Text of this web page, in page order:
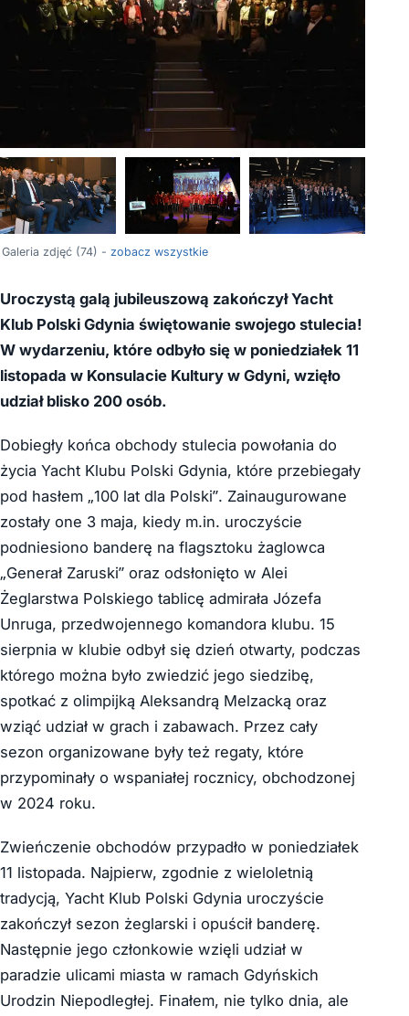
Galeria zdjęć (74) - zobacz wszystkie
Uroczystą galą jubileuszową zakończył Yacht
Klub Polski Gdynia świętowanie swojego stulecia!
W wydarzeniu, które odbyło się w poniedziałek 11
listopada w Konsulacie Kultury w Gdyni, wzięło
udział blisko 200 osób.
Dobiegły końca obchody stulecia powołania do
życia Yacht Klubu Polski Gdynia, które przebiegały
pod hasłem „100 lat dla Polski”. Zainaugurowane
zostały one 3 maja, kiedy m.in. uroczyście
podniesiono banderę na flagsztoku żaglowca
„Generał Zaruski” oraz odsłonięto w Alei
Żeglarstwa Polskiego tablicę admirała Józefa
Unruga, przedwojennego komandora klubu. 15
sierpnia w klubie odbył się dzień otwarty, podczas
którego można było zwiedzić jego siedzibę,
spotkać z olimpijką Aleksandrą Melzacką oraz
wziąć udział w grach i zabawach. Przez cały
sezon organizowane były też regaty, które
przypominały o wspaniałej rocznicy, obchodzonej
w 2024 roku.
Zwieńczenie obchodów przypadło w poniedziałek
11 listopada. Najpierw, zgodnie z wieloletnią
tradycją, Yacht Klub Polski Gdynia uroczyście
zakończył sezon żeglarski i opuścił banderę.
Następnie jego członkowie wzięli udział w
paradzie ulicami miasta w ramach Gdyńskich
Urodzin Niepodległej. Finałem, nie tylko dnia, ale